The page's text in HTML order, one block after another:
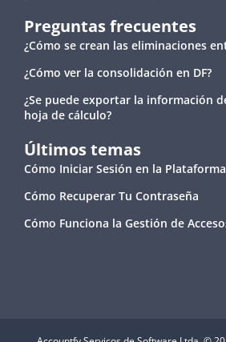
Preguntas frecuentes
¿Cómo se crean las eliminaciones
¿Cómo ver la consolidación en DF?
¿Se puede exportar la información
hoja de cálculo?
Últimos temas
Cómo Iniciar Sesión en la Plataforma
Cómo Recuperar Tu Contraseña
Cómo Funciona la Gestión de